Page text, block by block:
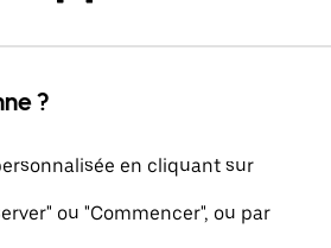
?
en cliquant sur
ou "Commencer", ou par